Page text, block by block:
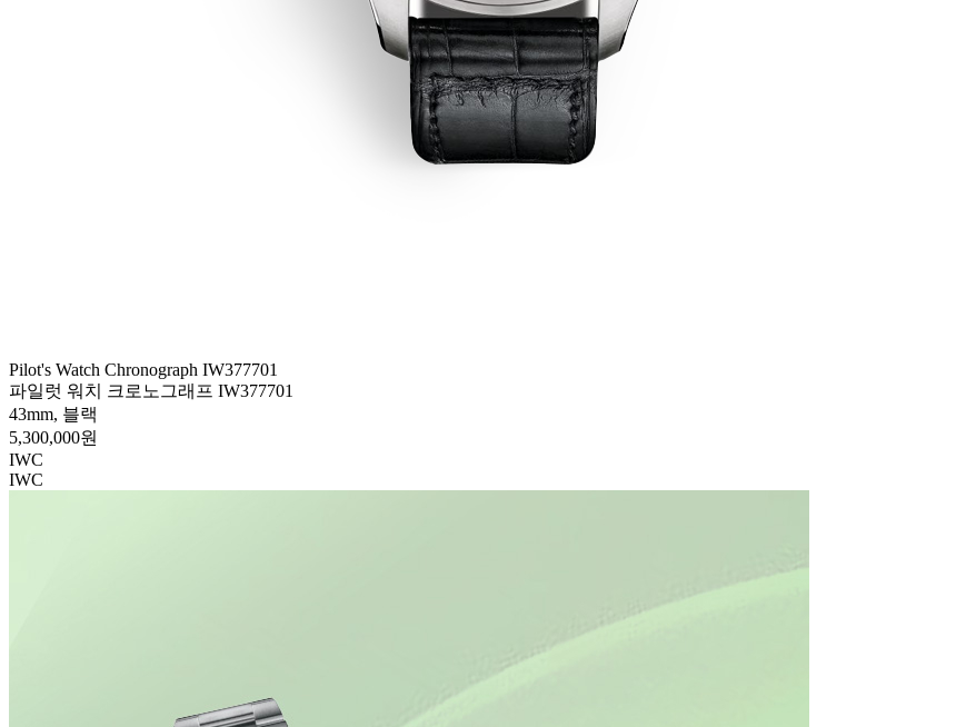
Pilot's Watch Chronograph IW377701
파일럿 워치 크로노그래프 IW377701
43mm, 블랙
5,300,000원
IWC
IWC